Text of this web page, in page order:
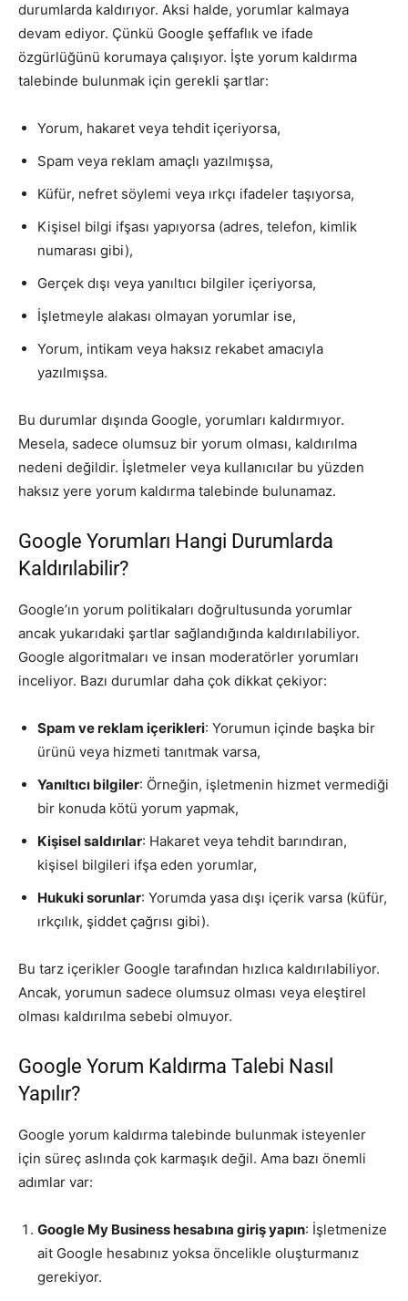
durumlarda kaldırıyor. Aksi halde, yorumlar kalmaya
devam ediyor. Çünkü Google şeffaflık ve ifade
özgürlüğünü korumaya çalışıyor. İşte yorum kaldırma
talebinde bulunmak için gerekli şartlar:
Yorum, hakaret veya tehdit içeriyorsa,
Spam veya reklam amaçlı yazılmışsa,
Küfür, nefret söylemi veya ırkçı ifadeler taşıyorsa,
Kişisel bilgi ifşası yapıyorsa (adres, telefon, kimlik
numarası gibi),
Gerçek dışı veya yanıltıcı bilgiler içeriyorsa,
İşletmeyle alakası olmayan yorumlar ise,
Yorum, intikam veya haksız rekabet amacıyla
yazılmışsa.
Bu durumlar dışında Google, yorumları kaldırmıyor.
Mesela, sadece olumsuz bir yorum olması, kaldırılma
nedeni değildir. İşletmeler veya kullanıcılar bu yüzden
haksız yere yorum kaldırma talebinde bulunamaz.
Google Yorumları Hangi Durumlarda
Kaldırılabilir?
Google’ın yorum politikaları doğrultusunda yorumlar
ancak yukarıdaki şartlar sağlandığında kaldırılabiliyor.
Google algoritmaları ve insan moderatörler yorumları
inceliyor. Bazı durumlar daha çok dikkat çekiyor:
Spam ve reklam içerikleri: Yorumun içinde başka bir
ürünü veya hizmeti tanıtmak varsa,
Yanıltıcı bilgiler: Örneğin, işletmenin hizmet vermediği
bir konuda kötü yorum yapmak,
Kişisel saldırılar: Hakaret veya tehdit barındıran,
kişisel bilgileri ifşa eden yorumlar,
Hukuki sorunlar: Yorumda yasa dışı içerik varsa (küfür,
ırkçılık, şiddet çağrısı gibi).
Bu tarz içerikler Google tarafından hızlıca kaldırılabiliyor.
Ancak, yorumun sadece olumsuz olması veya eleştirel
olması kaldırılma sebebi olmuyor.
Google Yorum Kaldırma Talebi Nasıl
Yapılır?
Google yorum kaldırma talebinde bulunmak isteyenler
için süreç aslında çok karmaşık değil. Ama bazı önemli
adımlar var:
Google My Business hesabına giriş yapın: İşletmenize
ait Google hesabınız yoksa öncelikle oluşturmanız
gerekiyor.